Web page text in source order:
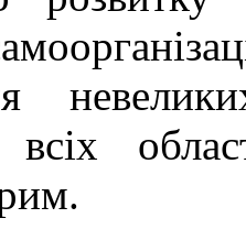
всіх